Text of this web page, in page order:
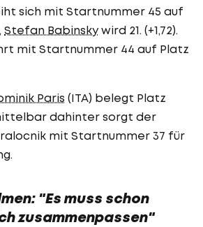
sich mit Startnummer 45 auf
Stefan Babinskywird 21. (+1,72).
mit Startnummer 44 auf Platz
Paris (ITA) belegt Platz
dahinter sorgt der
mit Startnummer 37 für
"Es muss schon
zusammenpassen"